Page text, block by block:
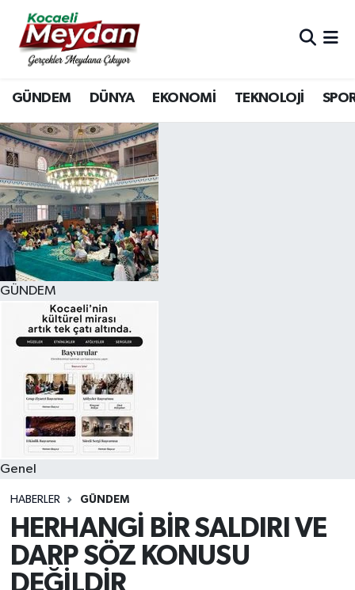
GÜNDEM DÜNYA EKONOMİ TEKNOLOJİ
GÜNDEM
Genel
HABERLER GÜNDEM
HERHANGİ BİR SALDIRI VE
DARP SÖZ KONUSU
DEĞİLDİR
Nöbetçi Eczaneler
Hava Durumu
Trafik Durumu
Süper Lig Puan Durumu ve Fikstür
Tüm Manşetler
Son Dakika Haberleri
Haber Arşivi